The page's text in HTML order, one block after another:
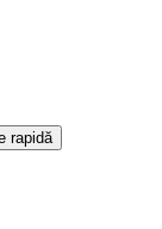
rapidă